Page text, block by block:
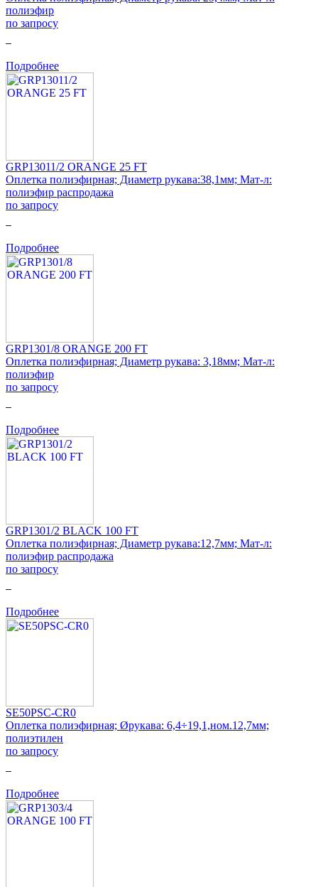
полиэфир
по запросу
Подробнее
GRP13011/2 ORANGE 25 FT
Оплетка полиэфирная; Диаметр рукава:38,1мм; Мат-л:
полиэфир распродажа
по запросу
Подробнее
GRP1301/8 ORANGE 200 FT
Оплетка полиэфирная; Диаметр рукава: 3,18мм; Мат-л:
полиэфир
по запросу
Подробнее
GRP1301/2 BLACK 100 FT
Оплетка полиэфирная; Диаметр рукава:12,7мм; Мат-л:
полиэфир распродажа
по запросу
Подробнее
SE50PSC-CR0
Оплетка полиэфирная; Øрукава: 6,4÷19,1,ном.12,7мм;
полиэтилен
по запросу
Подробнее